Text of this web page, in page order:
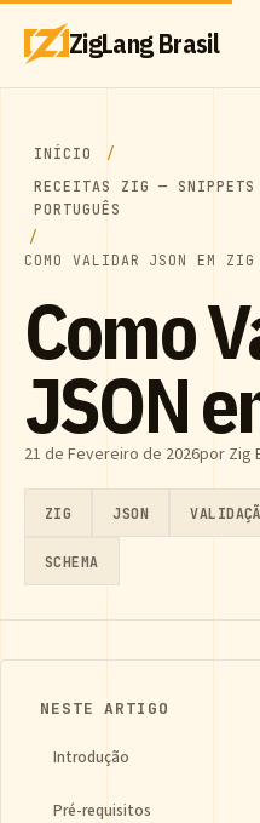
ZigLang Brasil
INÍCIO
RECEITAS ZIG — SNIPPETS
PORTUGUÊS
COMO VALIDAR JSON EM ZIG
Como
JSON
21 de Fevereiro de 2026por Zig
ZIG JSON
SCHEMA
NESTE ARTIGO
Introdução
Pré-requisitos